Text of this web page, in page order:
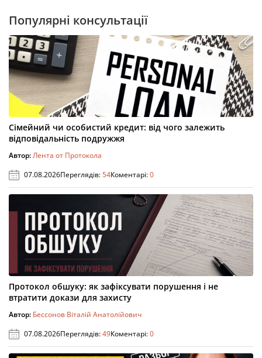
Популярні консультації
Сімейний чи особистий кредит: від чого залежить
відповідальність подружжя
Автор:Лента от Протокола
07.08.2026Переглядів:54Коментарі:0
Протокол обшуку: як зафіксувати порушення і не
втратити докази для захисту
Автор: Бессонов Віталій Анатолійович
07.08.2026Переглядів:49Коментарі:0